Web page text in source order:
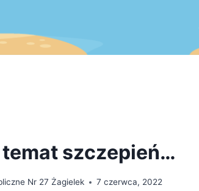
szczepień…
Nr 27 Żagielek 7 czerwca, 2022